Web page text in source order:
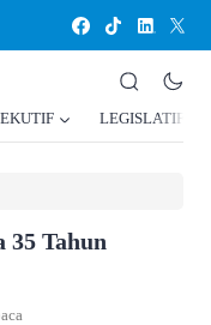
LEGISLATIF
35 Tahun